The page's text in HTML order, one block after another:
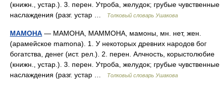
(книжн., устар.). 3. перен. Утроба, желудок; грубые чувственные
наслаждения (разг. устар …
Толковый словарь Ушакова
МАМОНА — МАМОНА, МАММОНА, мамоны, мн. нет, жен.
(арамейское mamona). 1. У некоторых древних народов бог
богатства, денег (ист. рел.). 2. перен. Алчность, корыстолюбие
(книжн., устар.). 3. перен. Утроба, желудок; грубые чувственные
наслаждения (разг. устар …
Толковый словарь Ушакова